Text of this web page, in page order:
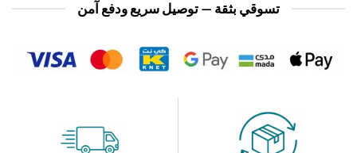
تسوقي بثقة — توصيل سريع ودفع آمن